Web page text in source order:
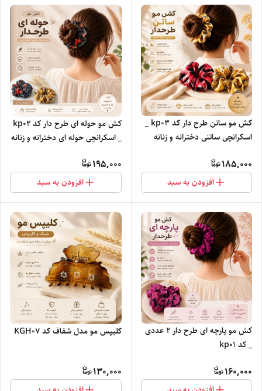
کش مو ساتن طرح دار کد kp0۳ _
اسکرانچی ساتنی دخترانه و زنانه
185,000
افزودن به سبد
کش مو حوله ای طرح دار کد kp0۲
_ اسکرانچی حوله ای دخترانه و زنانه
195,000
افزودن به سبد
کش مو پارچه ای طرح دار ۲ عددی
_ کد kp01
160,000
کلیپس مو مدل شفاف کد KGH0۷
130,000